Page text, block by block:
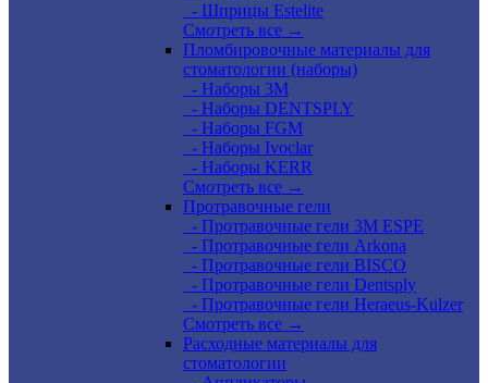
- Шприцы Estelite
Смотреть все →
Пломбировочные материалы для
стоматологии (наборы)
- Наборы 3М
- Наборы DENTSPLY
- Наборы FGM
- Наборы Ivoclar
- Наборы KERR
Смотреть все →
Протравочные гели
- Протравочные гели 3М ESPE
- Протравочные гели Arkona
- Протравочные гели BISCO
- Протравочные гели Dentsply
- Протравочные гели Heraeus-Kulzer
Смотреть все →
Расходные материалы для
стоматологии